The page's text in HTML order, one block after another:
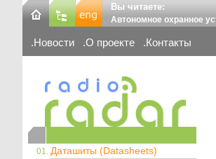
Вы читаете:
Автономное охранное
Новости О проекте Контакты
Даташиты (Datasheets)